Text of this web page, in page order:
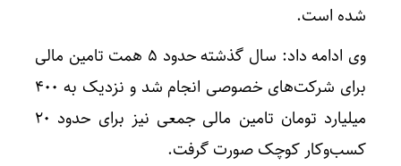
شده است.
وی ادامه داد: سال گذشته حدود ۵ همت تامین مالی
برای شرکت‌های خصوصی انجام شد و نزدیک به ۴۰۰
میلیارد تومان تامین مالی جمعی نیز برای حدود ۲۰
کسب‌وکار کوچک صورت گرفت.